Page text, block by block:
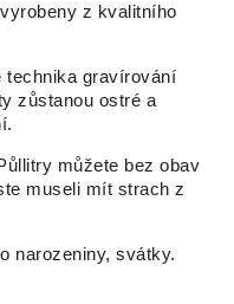
z kvalitního
technika gravírování
zůstanou ostré a
můžete bez obav
museli mít strach z
narozeniny, svátky.